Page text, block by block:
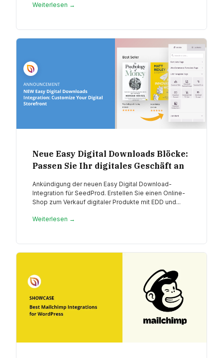
Weiterlesen →
Neue Easy Digital Downloads Blöcke:
Passen Sie Ihr digitales Geschäft an
Ankündigung der neuen Easy Digital Download-
Integration für SeedProd. Erstellen Sie einen Online-
Shop zum Verkauf digitaler Produkte mit EDD und...
Weiterlesen →